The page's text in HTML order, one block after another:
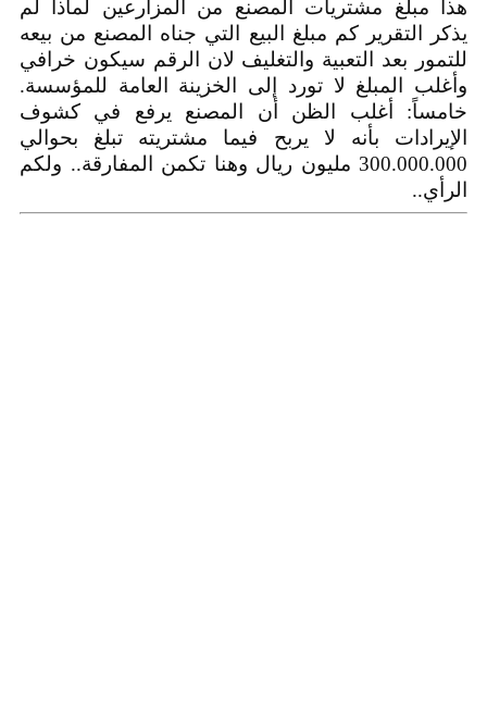
هذا مبلغ مشتريات المصنع من المزارعين لماذا لم
يذكر التقرير كم مبلغ البيع التي جناه المصنع من بيعه
للتمور بعد التعبية والتغليف لان الرقم سيكون خرافي
وأغلب المبلغ لا تورد إلى الخزينة العامة للمؤسسة.
خامساً: أغلب الظن أن المصنع يرفع في كشوف
الإيرادات بأنه لا يربح فيما مشتريته تبلغ بحوالي
300.000.000 مليون ريال وهنا تكمن المفارقة.. ولكم
الرأي..